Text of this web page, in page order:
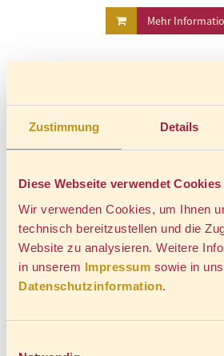
Zustimmung Details
Diese Webseite verwendet Cookies
Wir verwenden Cookies, um Ihnen
technisch bereitzustellen und die
Website zu analysieren. Weitere
in unserem Impressum sowie in
Datenschutzinformation.
Mehr